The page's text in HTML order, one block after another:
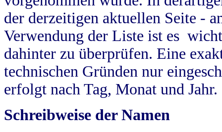
der derzeitigen aktuellen Seite -
Verwendung der Liste ist es
dahinter zu überprüfen. Eine
technischen Gründen nur
erfolgt nach Tag, Monat und Jahr.
Schreibweise der Namen